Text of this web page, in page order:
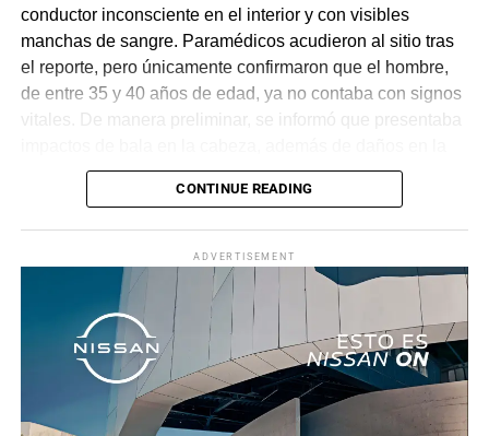
conductor inconsciente en el interior y con visibles
manchas de sangre. Paramédicos acudieron al sitio tras
el reporte, pero únicamente confirmaron que el hombre,
de entre 35 y 40 años de edad, ya no contaba con signos
vitales. De manera preliminar, se informó que presentaba
puerta del lado del conductor.
realizaron las diligencias correspondientes y el
levantamiento del cuerpo. Hasta el momento no se
cuenta con información sobre los agresores, y el cadáver
fue trasladado al Servicio Médico Forense en espera de
ser identificado, en tanto continúan las investigaciones.
CONTINUE READING
ADVERTISEMENT